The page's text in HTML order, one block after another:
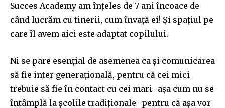
Succes Academy am înțeles de 7 ani încoace de
când lucrăm cu tinerii, cum învață ei! Și spațiul pe
care îl avem aici este adaptat copilului.
Ni se pare esențial de asemenea ca și comunicarea
să fie inter generațională, pentru că cei mici
trebuie să fie în contact cu cei mari- așa cum nu se
întâmplă la școlile tradiționale- pentru că așa vor